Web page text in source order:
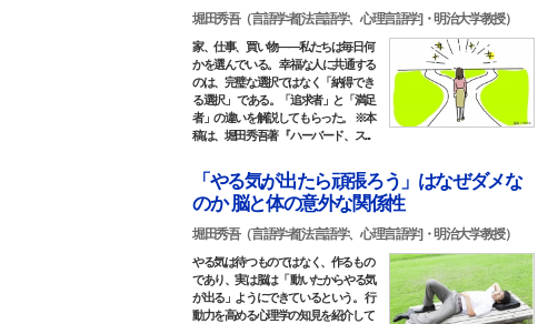
堀田秀吾（言語学者[法言語学、心理言語学]・明治大学教授）
家、仕事、買い物――私たちは毎日何
かを選んでいる。 幸福な人に共通する
のは、完璧な選択ではなく「納得でき
る選択」 である。「追求者」と「満足
者」の違いを解説してもらった。 ※本
稿は、堀田秀吾著 『ハーバード、ス...
「やる気が出たら頑張ろう」はなぜダメな
のか 脳と体の意外な関係性
堀田秀吾（言語学者[法言語学、心理言語学]・明治大学教授）
やる気は待つものではなく、作るもの
であり、実は脳は「 動いたからやる気
が出る」ようにできているという。 行
動力を高める心理学の知見を紹介して